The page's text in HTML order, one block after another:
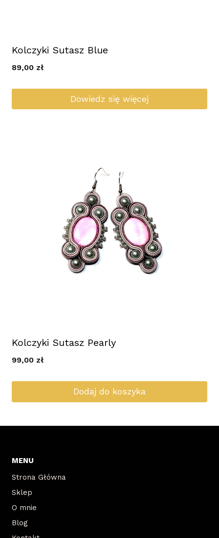
Kolczyki Sutasz Blue
89,00 zł
Dowiedz się więcej
Kolczyki Sutasz Pearly
99,00 zł
Dodaj do koszyka
MENU
Strona Główna
Sklep
O mnie
Blog